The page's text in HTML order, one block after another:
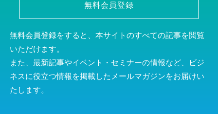
無料会員登録
無料会員登録をすると、本サイトのすべての記事を閲覧
いただけます。
また、最新記事やイベント・セミナーの情報など、ビジ
ネスに役立つ情報を掲載したメールマガジンをお届けい
たします。